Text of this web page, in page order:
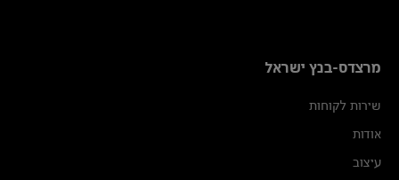
מרצדס-בנץ ישראל
שירות לקוחות
אודות
עיצוב